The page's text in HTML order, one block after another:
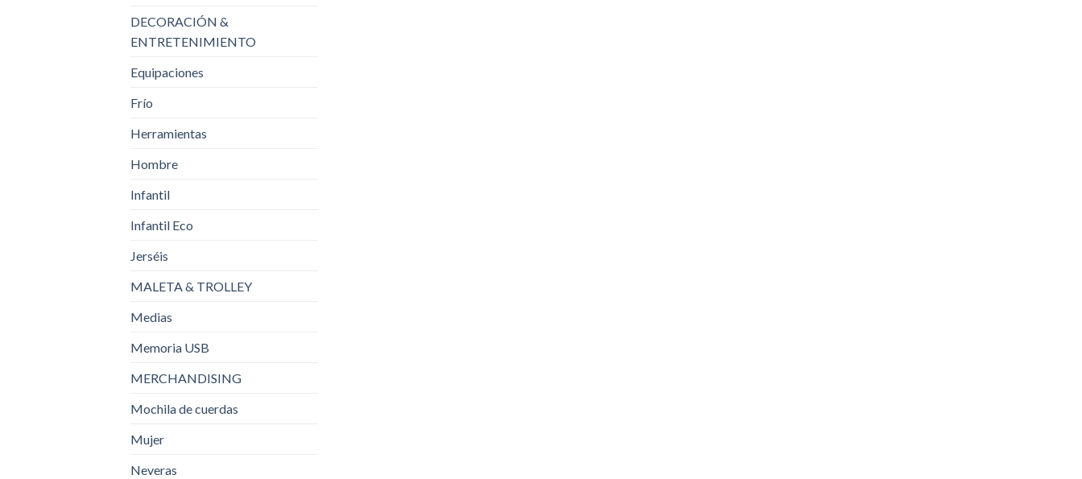
DECORACIÓN &
ENTRETENIMIENTO
Equipaciones
Frío
Herramientas
Hombre
Infantil
Infantil Eco
Jerséis
MALETA & TROLLEY
Medias
Memoria USB
MERCHANDISING
Mochila de cuerdas
Mujer
Neveras